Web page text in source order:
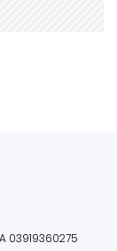
03919360275